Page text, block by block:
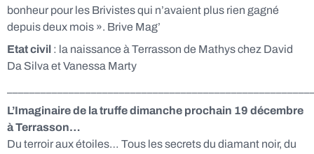
bonheur pour les Brivistes qui n’avaient plus rien gagné
depuis deux mois ». Brive Mag’
Etat civil : la naissance à Terrasson de Mathys chez David
Da Silva et Vanessa Marty
L’Imaginaire de la truffe dimanche prochain 19 décembre
à Terrasson…
Du terroir aux étoiles… Tous les secrets du diamant noir, du